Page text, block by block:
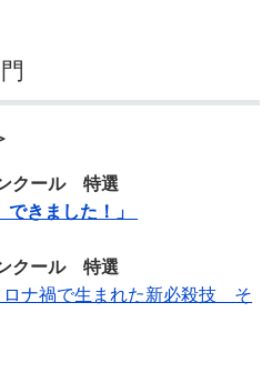
クール 特選
できました！」
クール 特選
ナ禍で生まれた新必殺技 そ